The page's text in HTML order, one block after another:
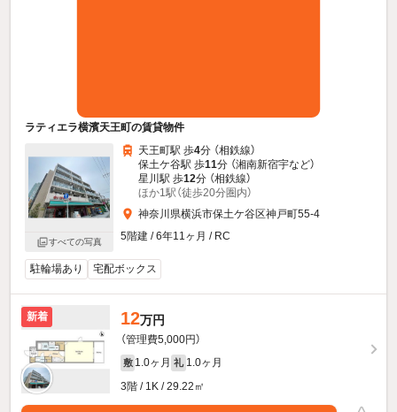
ラティエラ横濱天王町の賃貸物件
すべての写真
天王町駅 歩4分 （相鉄線）
保土ケ谷駅 歩11分 （湘南新宿宇など）
星川駅 歩12分 （相鉄線）
ほか1駅（徒歩20分圏内）
神奈川県横浜市保土ケ谷区神戸町55-4
5階建 / 6年11ヶ月 / RC
駐輪場あり 宅配ボックス
新着 12万円
（管理費5,000円）
敷 1.0ヶ月 礼 1.0ヶ月
3階 / 1K / 29.22㎡